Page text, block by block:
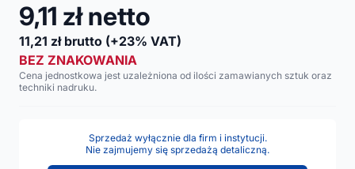
9,11 zł netto
11,21 zł brutto (+23% VAT)
BEZ ZNAKOWANIA
Cena jednostkowa jest uzależniona od ilości zamawianych sztuk oraz
techniki nadruku.
Sprzedaż wyłącznie dla firm i instytucji.
Nie zajmujemy się sprzedażą detaliczną.